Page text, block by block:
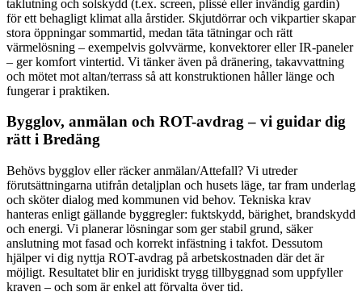
taklutning och solskydd (t.ex. screen, plissé eller invändig gardin)
för ett behagligt klimat alla årstider. Skjutdörrar och vikpartier skapar
stora öppningar sommartid, medan täta tätningar och rätt
värmelösning – exempelvis golvvärme, konvektorer eller IR-paneler
– ger komfort vintertid. Vi tänker även på dränering, takavvattning
och mötet mot altan/terrass så att konstruktionen håller länge och
fungerar i praktiken.
Bygglov, anmälan och ROT-avdrag – vi guidar dig
rätt i Bredäng
Behövs bygglov eller räcker anmälan/Attefall? Vi utreder
förutsättningarna utifrån detaljplan och husets läge, tar fram underlag
och sköter dialog med kommunen vid behov. Tekniska krav
hanteras enligt gällande byggregler: fuktskydd, bärighet, brandskydd
och energi. Vi planerar lösningar som ger stabil grund, säker
anslutning mot fasad och korrekt infästning i takfot. Dessutom
hjälper vi dig nyttja ROT-avdrag på arbetskostnaden där det är
möjligt. Resultatet blir en juridiskt trygg tillbyggnad som uppfyller
kraven – och som är enkel att förvalta över tid.